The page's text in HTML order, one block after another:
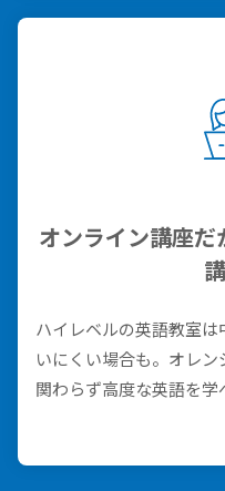
オンライン講座
ハイレベルの英語教室
いにくい場合も。オレ
関わらず高度な英語を学